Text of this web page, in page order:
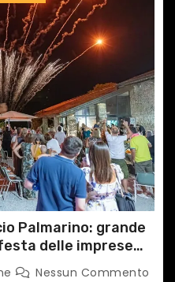
Palmarino: grande
delle imprese
Nessun Commento